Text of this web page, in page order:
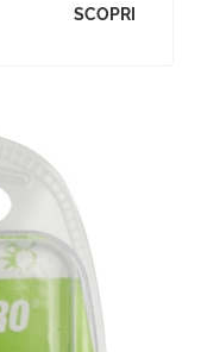
SCOPRI